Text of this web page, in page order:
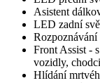
Asistent
LED zadní
Front Assist -
vozidly,
Hlídání